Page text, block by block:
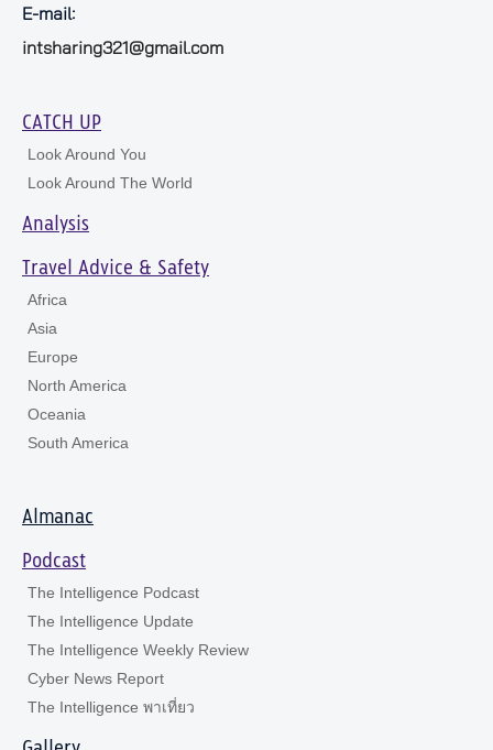
E-mail:
intsharing321@gmail.com
CATCH UP
Look Around You
Look Around The World
Analysis
Travel Advice & Safety
Africa
Asia
Europe
North America
Oceania
South America
Almanac
Podcast
The Intelligence Podcast
The Intelligence Update
The Intelligence Weekly Review
Cyber News Report
The Intelligence พาเที่ยว